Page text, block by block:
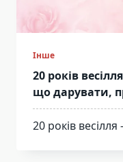
Інше
20 років
що дарувати,
20 років